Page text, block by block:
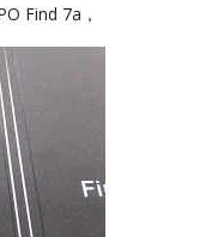
Find 7a，